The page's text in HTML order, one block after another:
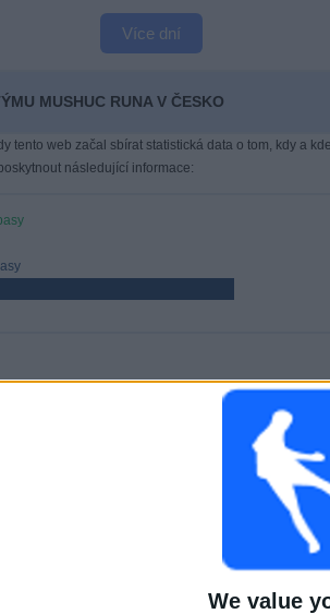
We value
Více dní
MUSHUC RUNA V ČESKO
tento web začal sbírat statistická data o tom, kdy a
následující informace:
HRY
49
Po sobě jdoucí
placené